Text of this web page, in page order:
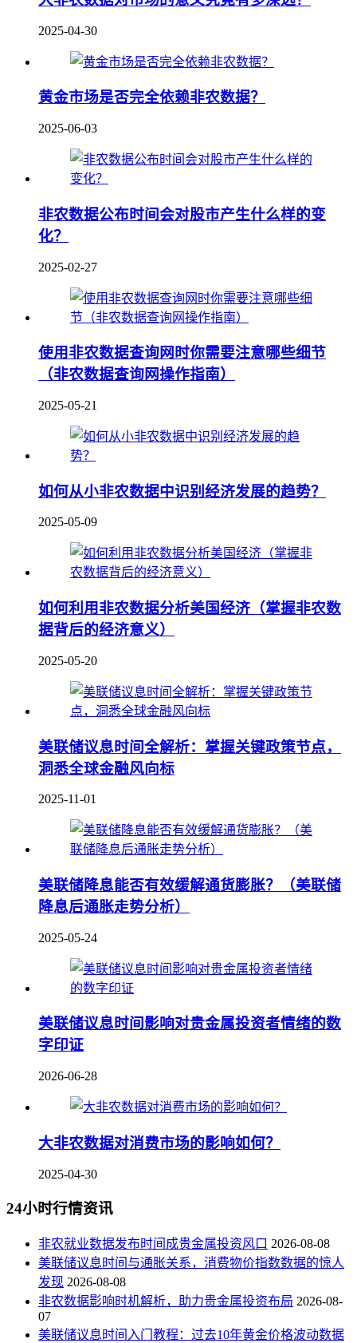
2025-04-30
黄金市场是否完全依赖非农数据？
2025-06-03
非农数据公布时间会对股市产生什么样的变
化？
2025-02-27
使用非农数据查询网时你需要注意哪些细节
（非农数据查询网操作指南）
2025-05-21
如何从小非农数据中识别经济发展的趋势？
2025-05-09
如何利用非农数据分析美国经济（掌握非农数
据背后的经济意义）
2025-05-20
美联储议息时间全解析：掌握关键政策节点，
洞悉全球金融风向标
2025-11-01
美联储降息能否有效缓解通货膨胀？（美联储
降息后通胀走势分析）
2025-05-24
美联储议息时间影响对贵金属投资者情绪的数
字印证
2026-06-28
大非农数据对消费市场的影响如何？
2025-04-30
24小时行情资讯
非农就业数据发布时间成贵金属投资风口 2026-08-08
美联储议息时间与通胀关系，消费物价指数数据的惊人
发现 2026-08-08
非农数据影响时机解析，助力贵金属投资布局 2026-08-
07
美联储议息时间入门教程：过去10年黄金价格波动数据